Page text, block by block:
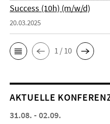
Success (10h) (m/w/d)
20.03.2025
1 / 10
AKTUELLE
31.08. - 02.09.